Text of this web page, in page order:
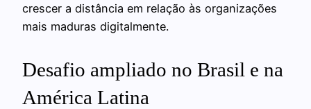
crescer a distância em relação às organizações
mais maduras digitalmente.
Desafio ampliado no Brasil e na
América Latina